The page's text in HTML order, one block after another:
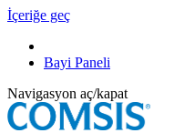
İçeriğe geç
Bayi Paneli
Navigasyon aç/kapat